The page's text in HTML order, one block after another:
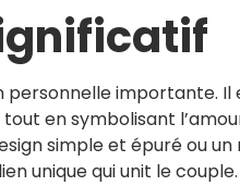
personnelle importante. Il
en symbolisant
simple et épuré ou
unique qui unit le couple.